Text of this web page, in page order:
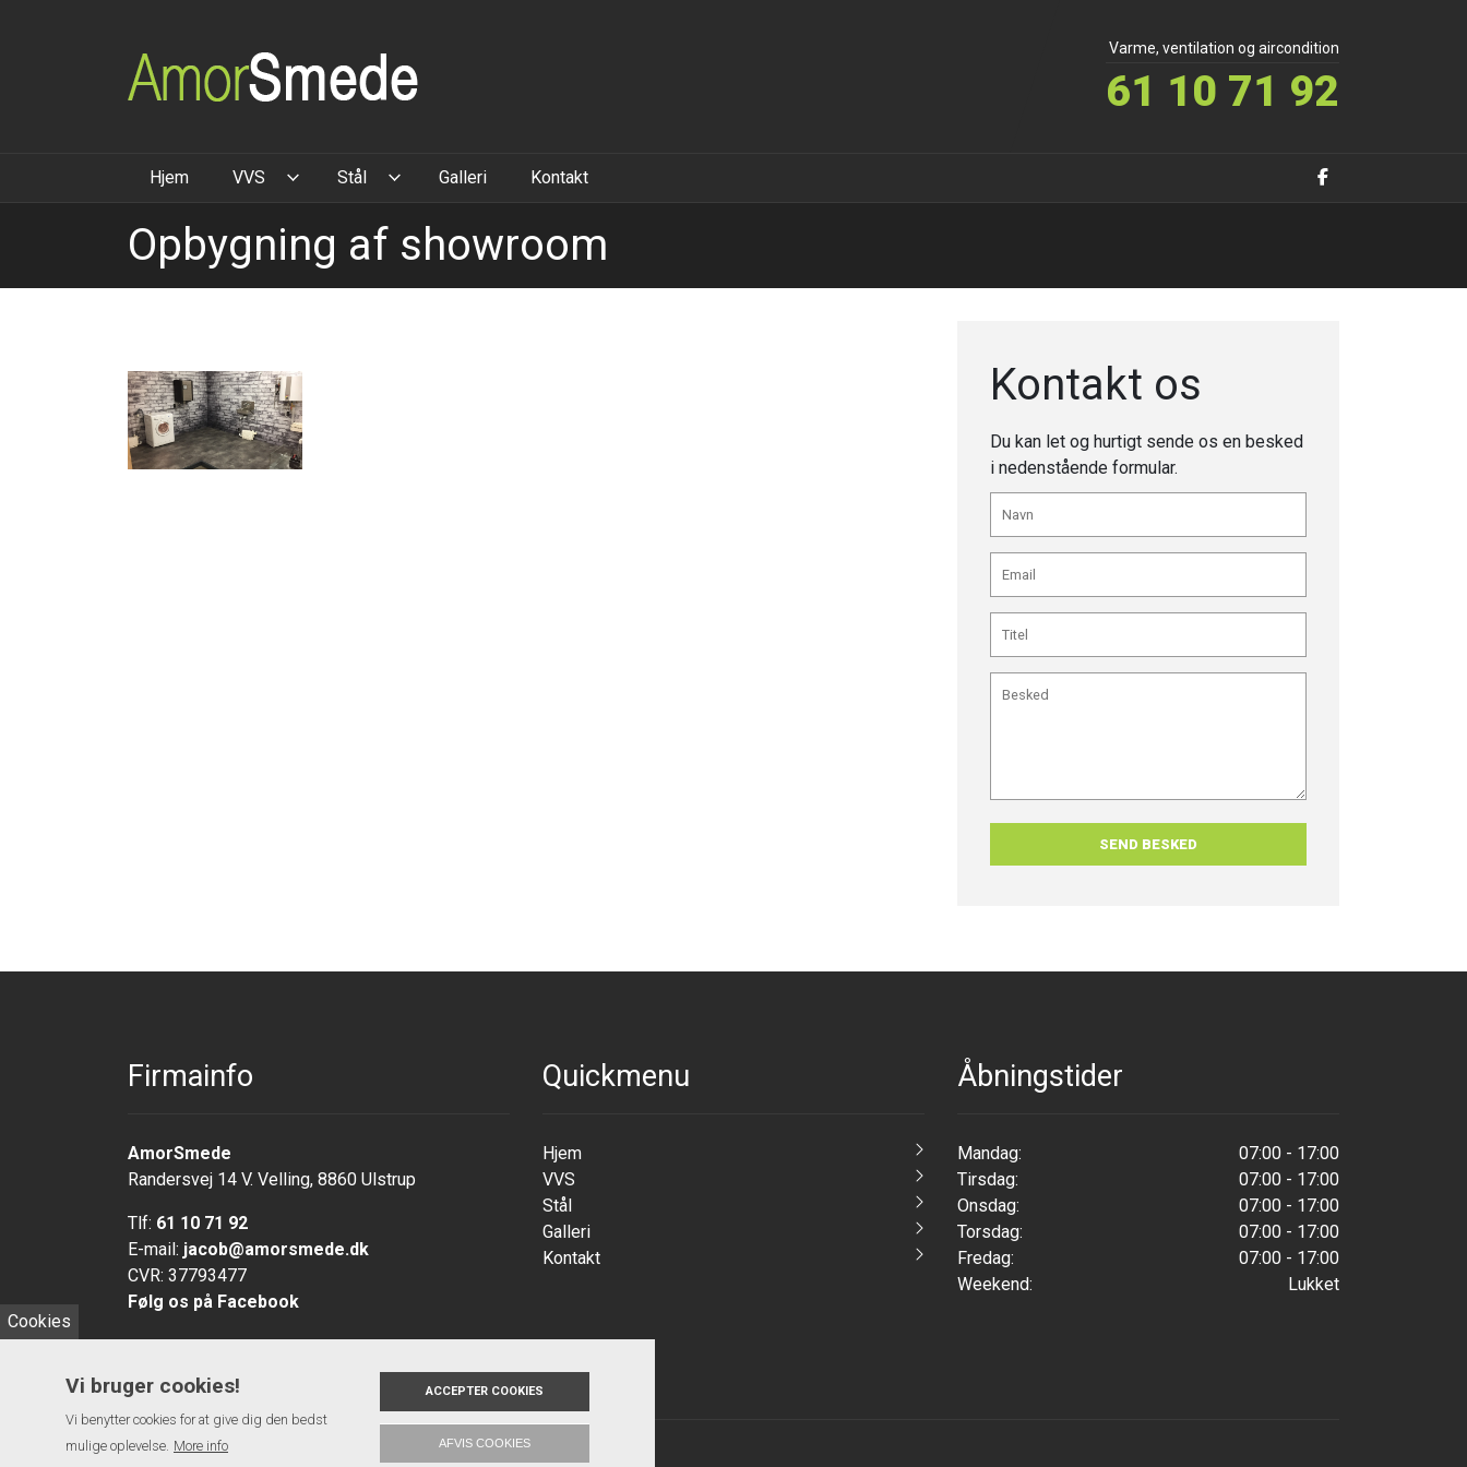
Varme, ventilation og aircondition
61 10 71 92
Hjem VVS Stål Galleri Kontakt
Opbygning af showroom
Kontakt os
Du kan let og hurtigt sende os en besked
i nedenstående formular.
Firmainfo
AmorSmede
Randersvej 14 V. Velling, 8860 Ulstrup
Tlf: 61 10 71 92
E-mail: jacob@amorsmede.dk
CVR: 37793477
Følg os på Facebook
Quickmenu
Hjem
VVS
Stål
Galleri
Kontakt
Åbningstider
Mandag:
07:00 - 17:00
Tirsdag:
07:00 - 17:00
Onsdag:
07:00 - 17:00
Torsdag:
07:00 - 17:00
Fredag:
07:00 - 17:00
Weekend:
Lukket
Copyright 2026 AmorSmede
Cookies
Vi bruger cookies!
Vi benytter cookies for at give dig den bedst
mulige oplevelse. More info
ACCEPTER COOKIES
AFVIS COOKIES